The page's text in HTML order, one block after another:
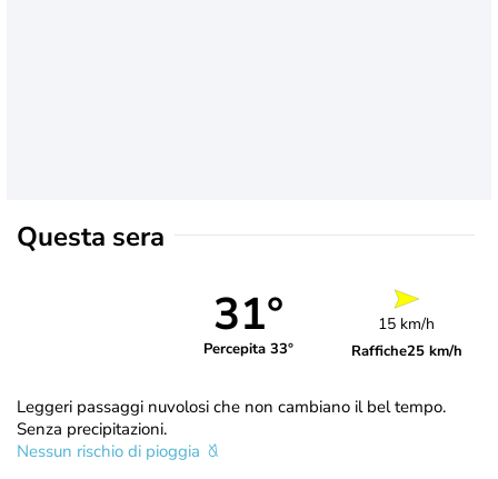
Questa sera
31°
Percepita 33°
15 km/h
Raffiche25 km/h
Leggeri passaggi nuvolosi che non cambiano il bel tempo.
Senza precipitazioni.
Nessun rischio di pioggia